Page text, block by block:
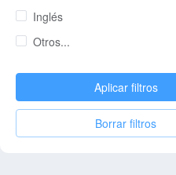
Inglés
Otros...
Aplicar filtros
Borrar filtros